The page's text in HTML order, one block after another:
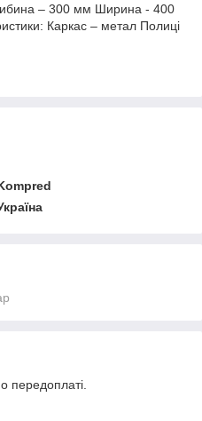
– 300 мм Ширина - 400
Каркас – метал Полиці
передоплаті.